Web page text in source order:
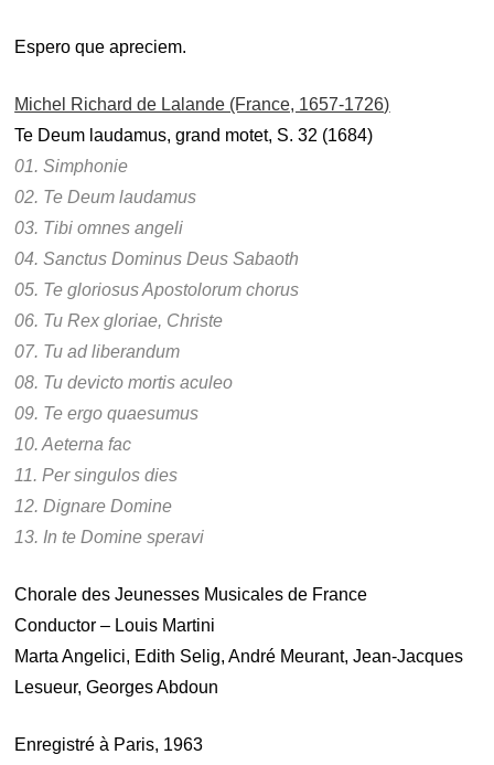
Espero que apreciem.
Michel Richard de Lalande (France, 1657-1726)
Te Deum laudamus, grand motet, S. 32 (1684)
01. Simphonie
02. Te Deum laudamus
03. Tibi omnes angeli
04. Sanctus Dominus Deus Sabaoth
05. Te gloriosus Apostolorum chorus
06. Tu Rex gloriae, Christe
07. Tu ad liberandum
08. Tu devicto mortis aculeo
09. Te ergo quaesumus
10. Aeterna fac
11. Per singulos dies
12. Dignare Domine
13. In te Domine speravi
Chorale des Jeunesses Musicales de France
Conductor – Louis Martini
Marta Angelici, Edith Selig, André Meurant, Jean-Jacques
Lesueur, Georges Abdoun
Enregistré à Paris, 1963